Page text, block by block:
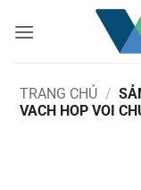
qua
TRANG CHỦ /
VACH HOP VOI